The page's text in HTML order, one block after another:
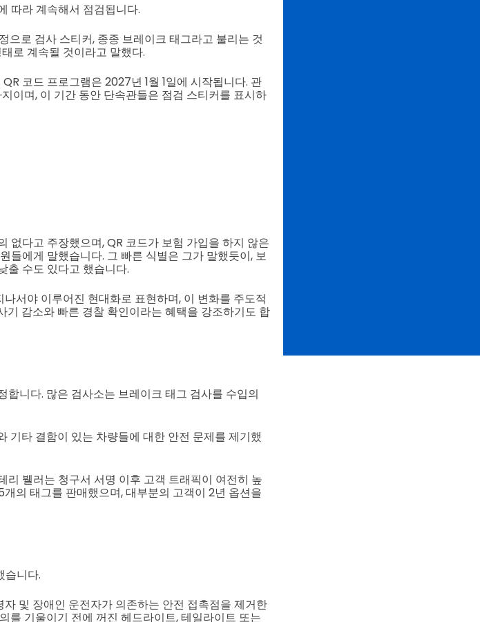
따라 계속해서 점검됩니다.
으로 검사 스티커, 종종 브레이크 태그라고 불리는 것
로 계속될 것이라고 말했다.
코드 프로그램은 2027년 1월 1일에 시작됩니다. 관
이며, 이 기간 동안 단속관들은 점검 스티커를 표시하
없다고 주장했으며, QR 코드가 보험 가입을 하지 않은
들에게 말했습니다. 그 빠른 식별은 그가 말했듯이, 보
출 수도 있다고 했습니다.
서야 이루어진 현대화로 표현하며, 이 변화를 주도적
감소와 빠른 경찰 확인이라는 혜택을 강조하기도 합
니다. 많은 검사소는 브레이크 태그 검사를 수입의
기타 결함이 있는 차량들에 대한 안전 문제를 제기했
뷀러는 청구서 서명 이후 고객 트래픽이 여전히 높
의 태그를 판매했으며, 대부분의 고객이 2년 옵션을
습니다.
및 장애인 운전자가 의존하는 안전 접촉점을 제거한
를 기울이기 전에 꺼진 헤드라이트, 테일라이트 또는